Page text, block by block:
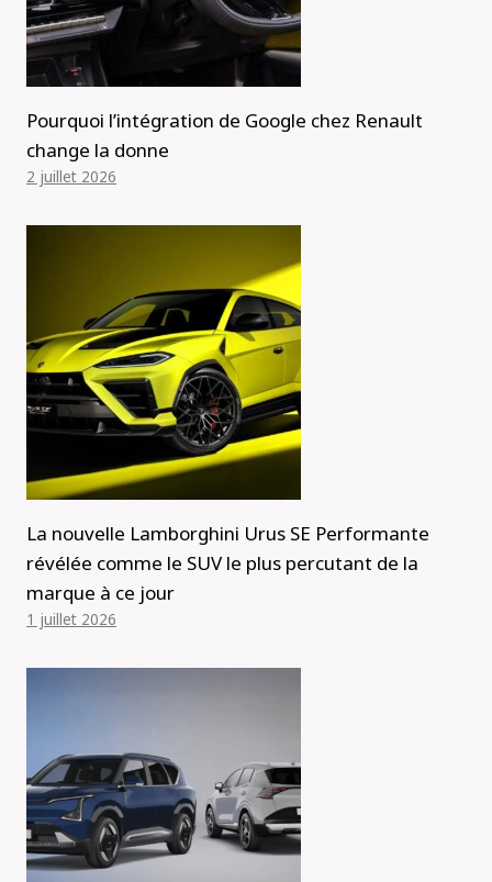
Pourquoi l’intégration de Google chez Renault
change la donne
2 juillet 2026
La nouvelle Lamborghini Urus SE Performante
révélée comme le SUV le plus percutant de la
marque à ce jour
1 juillet 2026